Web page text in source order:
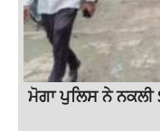
ਮੋਗਾ ਪੁਲਿਸ ਨੇ ਨਕਲੀ